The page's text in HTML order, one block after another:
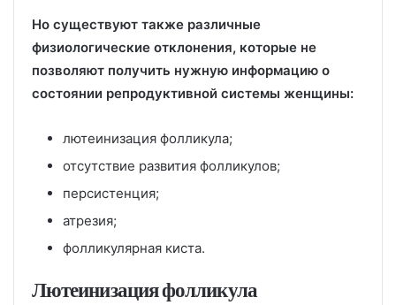
Но существуют также различные
физиологические отклонения, которые не
позволяют получить нужную информацию о
состоянии репродуктивной системы женщины:
лютеинизация фолликула;
отсутствие развития фолликулов;
персистенция;
атрезия;
фолликулярная киста.
Лютеинизация фолликула